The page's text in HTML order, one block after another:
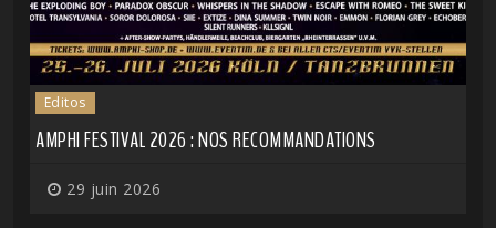
Editos
AMPHI FESTIVAL 2026 : NOS RECOMMANDATIONS
29 juin 2026